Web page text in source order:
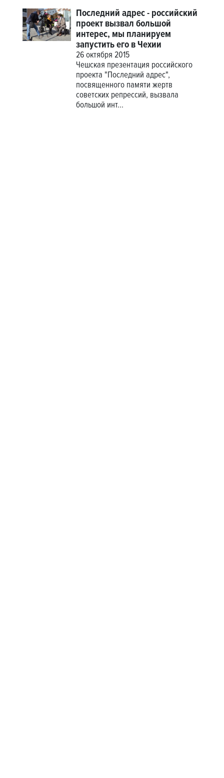
Последний адрес - российский
проект вызвал большой
интерес, мы планируем
запустить его в Чехии
26 октября 2015
Чешская презентация российского
проекта "Последний адрес",
посвященного памяти жертв
советских репрессий, вызвала
большой инт...